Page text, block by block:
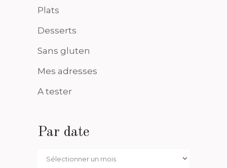
Plats
Desserts
Sans gluten
Mes adresses
A tester
Par date
Par